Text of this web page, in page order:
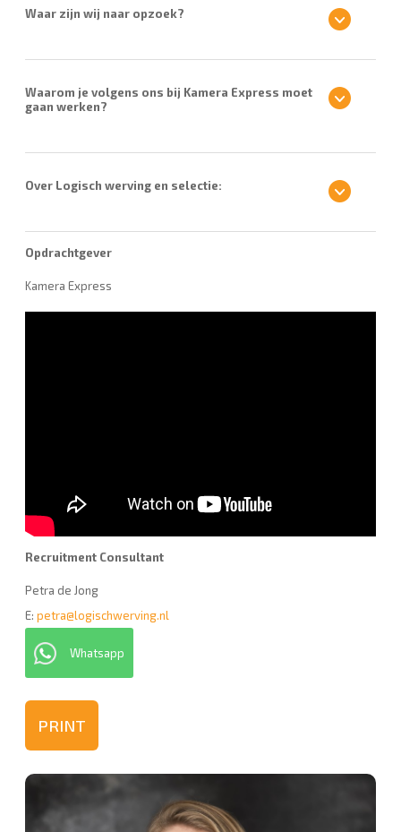
Waar zijn wij naar opzoek?
Waarom je volgens ons bij Kamera Express moet
gaan werken?
Over Logisch werving en selectie:
Opdrachtgever
Kamera Express
Recruitment Consultant
Petra de Jong
E: petra@logischwerving.nl
Whatsapp